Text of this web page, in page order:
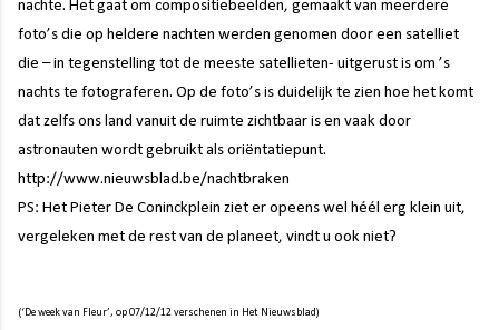
nachte. Het gaat om compositiebeelden, gemaakt van meerdere
foto’s die op heldere nachten werden genomen door een satelliet
die – in tegenstelling tot de meeste satellieten- uitgerust is om ’s
nachts te fotograferen. Op de foto’s is duidelijk te zien hoe het komt
dat zelfs ons land vanuit de ruimte zichtbaar is en vaak door
astronauten wordt gebruikt als oriëntatiepunt.
http://www.nieuwsblad.be/nachtbraken
PS: Het Pieter De Coninckplein ziet er opeens wel héél erg klein uit,
vergeleken met de rest van de planeet, vindt u ook niet?
(‘De week van Fleur’, op 07/12/12 verschenen in Het Nieuwsblad)